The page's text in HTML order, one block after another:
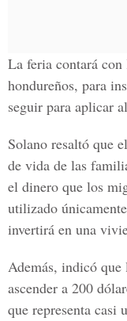
La feria contará
hondureños, para
seguir para aplicar
Solano resaltó que
de vida de las
el dinero que los
utilizado
invertirá en una
Además, indicó que
ascender a 200
que representa casi